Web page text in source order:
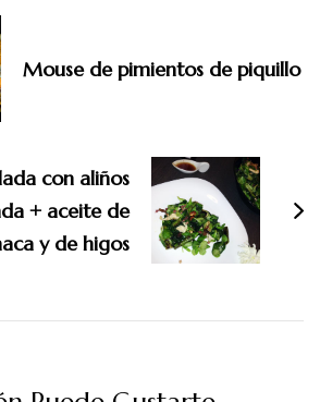
Mouse de pimientos de piquillo
con aliños
+ aceite de
y de higos